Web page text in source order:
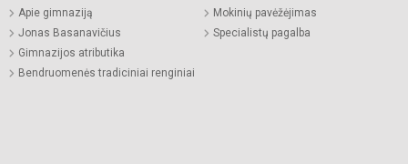
Apie gimnaziją
Jonas Basanavičius
Gimnazijos atributika
Bendruomenės tradiciniai renginiai
Mokinių pavėžėjimas
Specialistų pagalba